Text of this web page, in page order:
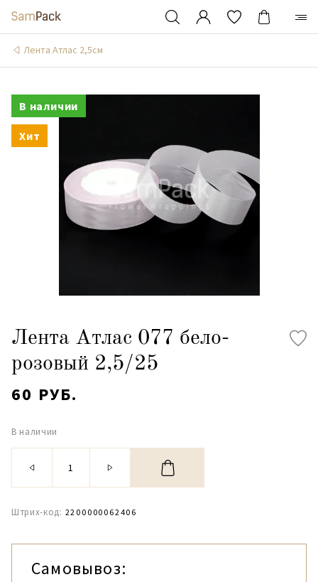
Лента Атлас 2,5см
В наличии
Хит
Лента Атлас 077 бело-
розовый 2,5/25
60 РУБ.
В наличии
Штрих-код: 2200000062406
Самовывоз: